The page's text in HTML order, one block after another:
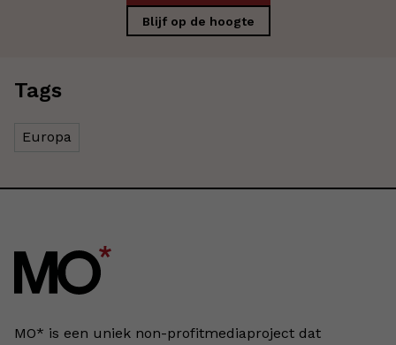
Blijf op de hoogte
Tags
Europa
MO* is een uniek non-profitmediaproject dat